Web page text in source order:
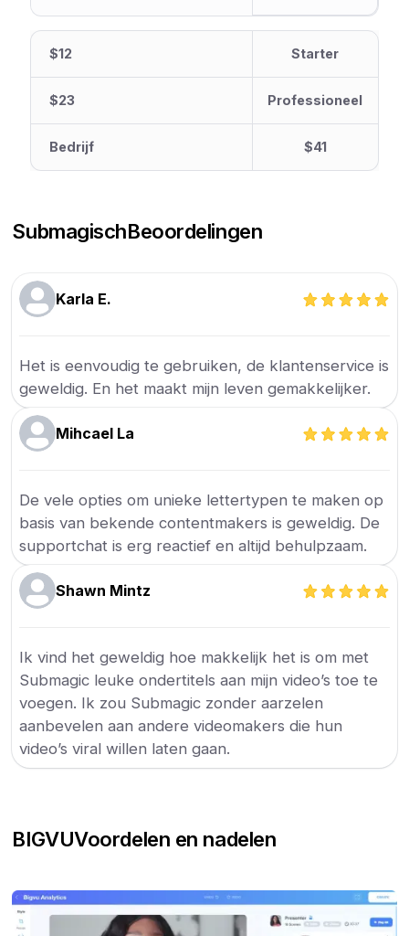
$12 Starter
$23 Professioneel
Bedrijf $41
SubmagischBeoordelingen
Karla E.
Het is eenvoudig te gebruiken, de klantenservice is
geweldig. En het maakt mijn leven gemakkelijker.
Mihcael La
De vele opties om unieke lettertypen te maken op
basis van bekende contentmakers is geweldig. De
supportchat is erg reactief en altijd behulpzaam.
Shawn Mintz
Ik vind het geweldig hoe makkelijk het is om met
Submagic leuke ondertitels aan mijn video’s toe te
voegen. Ik zou Submagic zonder aarzelen
aanbevelen aan andere videomakers die hun
video’s viral willen laten gaan.
BIGVUVoordelen en nadelen